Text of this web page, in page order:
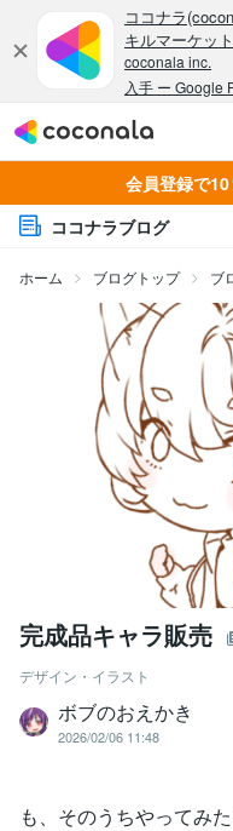
会員登録で
ココナラブログ
ホーム ブログトップ ブ
完成品キャラ販売
デザイン・イラスト
ボブのおえかき
2026/02/06 11:48
も、そのうちやってみた